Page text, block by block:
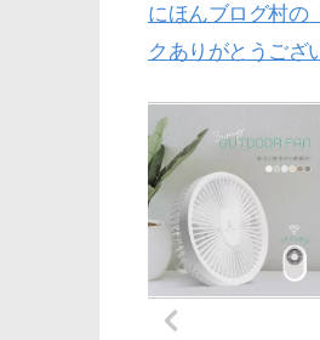
にほんブログ村の
クありがとうござ